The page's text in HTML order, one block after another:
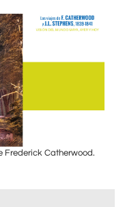
Frederick Catherwood.